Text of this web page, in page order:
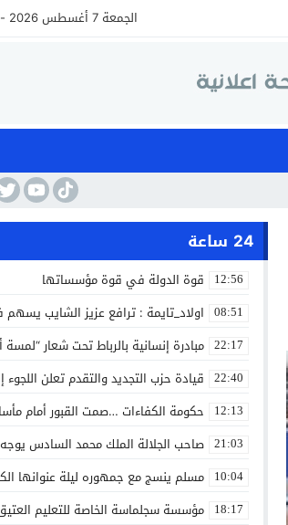
الجمعة 7 أغسطس 2026 - 5:58 صباحًا
24 ساعة
12:56 قوة الدولة في قوة مؤسساتها
08:51 اولاد_تايمة : ترافع عزيز الشايب
22:17 مبادرة إنسانية بالرباط تحت شعار
22:40 قيادة حزب التجديد والتقدم تعلن
12:13 حكومة الكفاءات …صمت القبور أمام
21:03 صاحب الجلالة الملك محمد السادس
10:04 مسلم ينسج مع جمهوره ليلة عنوانها
18:17 مؤسسة سجلماسة الخاصة للتعليم